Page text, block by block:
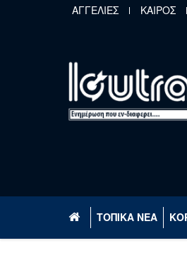
Παράκαμψη προς το κυρίως
ΑΓΓΕΛΙΕΣ ΚΑΙΡΟΣ
ΤΟΠΙΚΑ ΝΕΑ